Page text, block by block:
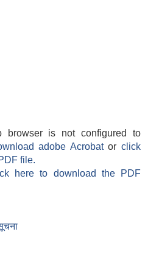
browser is not configured to
adobe Acrobatorclick
file.
here to download the PDF